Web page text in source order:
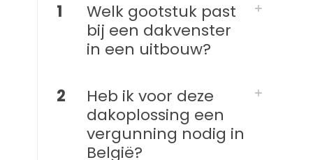
1
Welk gootstuk past
bij een dakvenster
in een uitbouw?
2
Heb ik voor deze
dakoplossing een
vergunning nodig in
België?